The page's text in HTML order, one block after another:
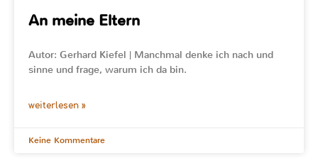
An meine Eltern
Autor: Gerhard Kiefel | Manchmal denke ich nach und
sinne und frage, warum ich da bin.
weiterlesen »
Keine Kommentare